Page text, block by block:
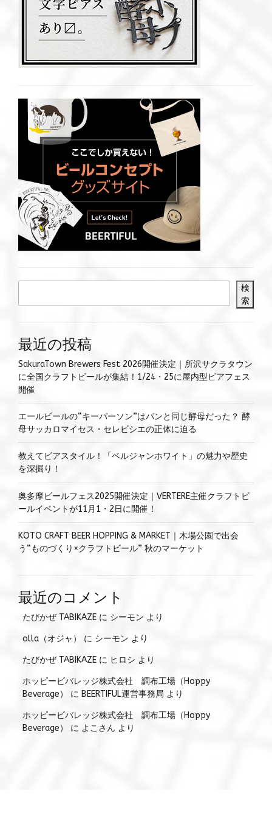
検
索
最近の投稿
SakuraTown Brewers Fest 2026開催決定｜所沢サクラタウン
に全国クラフトビールが集結！1/24・25に屋内型ビアフェス
開催
エールビールの“キーパーソン”はパンと同じ酵母だった？ 酵
母サッカロマイセス・セレビシエの正体に迫る
教えてビアスタイル！「ベルジャンホワイト」の魅力や歴史
を深掘り！
奥多摩ビールフェス2025開催決定｜VERTERE主催クラフトビ
ールイベントが11月1・2日に開催！
KOTO CRAFT BEER HOPPING & MARKET｜木場公園で出会
う“ものづくり×クラフトビール” 秋のマーケット
最近のコメント
たびかぜ TABIKAZE に シーモン より
olla（オジャ） に シーモン より
たびかぜ TABIKAZE に ヒロシ より
ホッピービバレッジ株式会社 調布工場（Hoppy
Beverage）
に BEERTIFUL運営事務局 より
ホッピービバレッジ株式会社 調布工場（Hoppy
Beverage）
に よこさん より